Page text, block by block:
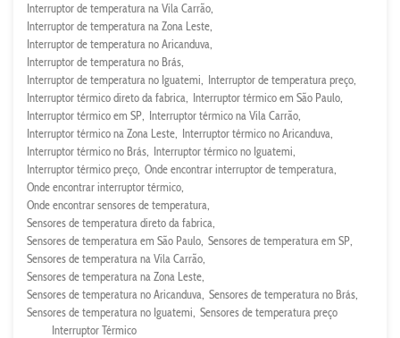
Interruptor de temperatura na Vila Carrão
Interruptor de temperatura na Zona Leste
Interruptor de temperatura no Aricanduva
Interruptor de temperatura no Brás
Interruptor de temperatura no Iguatemi
Interruptor de temperatura preço
Interruptor térmico direto da fabrica
Interruptor térmico em São Paulo
Interruptor térmico em SP Interruptor térmico na Vila Carrão
Interruptor térmico na Zona Leste Interruptor térmico no Aricanduva
Interruptor térmico no Brás Interruptor térmico no Iguatemi
Interruptor térmico preço Onde encontrar interruptor de temperatura
Onde encontrar interruptor térmico
Onde encontrar sensores de temperatura
Sensores de temperatura direto da fabrica
Sensores de temperatura em São Paulo Sensores de temperatura em SP
Sensores de temperatura na Vila Carrão
Sensores de temperatura na Zona Leste
Sensores de temperatura no Aricanduva Sensores de temperatura no Brás
Sensores de temperatura no Iguatemi Sensores de temperatura preço
Interruptor Térmico